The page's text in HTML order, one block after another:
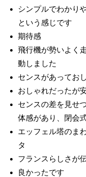
シンプルでわかり
という感じです
期待感
飛行機が勢いよく
動しました
センスがあってお
おしゃれだったが
センスの差を見せ
体感があり、閉会
エッフェル塔のま
タ
フランスらしさが
良かったです